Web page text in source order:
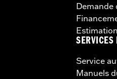
Demande
SERVICES
Service
Manuels